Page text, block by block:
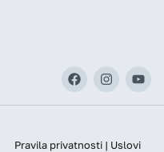
Pravila privatnosti | Uslovi